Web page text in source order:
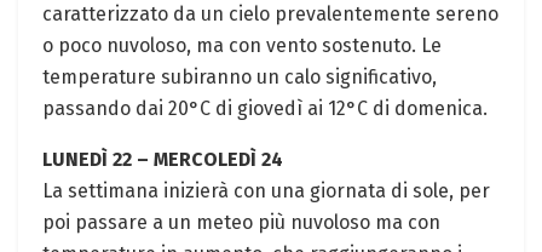
caratterizzato da un cielo prevalentemente sereno
o poco nuvoloso, ma con vento sostenuto. Le
temperature subiranno un calo significativo,
passando dai 20°C di giovedì ai 12°C di domenica.
LUNEDÌ 22 – MERCOLEDÌ 24
La settimana inizierà con una giornata di sole, per
poi passare a un meteo più nuvoloso ma con